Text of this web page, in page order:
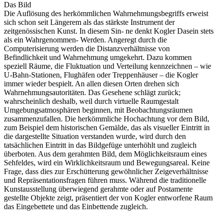
Das Bild
Die Auflösung des herkömmlichen Wahrnehmungsbegriffs erweist
sich schon seit Längerem als das stärkste Instrument der
zeitgenössischen Kunst. In diesem Sin- ne denkt Kogler Dasein stets
als ein Wahrgenommen- Werden. Angeregt durch die
Computerisierung werden die Distanzverhältnisse von
Befindlichkeit und Wahrnehmung umgekehrt. Dazu kommen
speziell Räume, die Fluktuation und Verteilung kennzeichnen – wie
U-Bahn-Stationen, Flughäfen oder Treppenhäuser – die Kogler
immer wieder bespielt. An allen diesen Orten drehen sich
Wahrnehmungsautoritäten. Das Gesehene schlägt zurück;
wahrscheinlich deshalb, weil durch virtuelle Raumgestalt
Umgebungsatmosphären beginnen, mit Beobachtungsräumen
zusammenzufallen. Die herkömmliche Hochachtung vor dem Bild,
zum Beispiel dem historischen Gemälde, das als visueller Eintritt in
die dargestellte Situation verstanden wurde, wird durch den
tatsächlichen Eintritt in das Bildgefüge unterhöhlt und zugleich
überboten. Aus dem gerahmten Bild, dem Möglichkeitsraum eines
Sehfeldes, wird ein Wirklichkeitsraum und Bewegungsareal. Keine
Frage, dass dies zur Erschütterung gewöhnlicher Zeigeverhältnisse
und Repräsentationsfragen führen muss. Während die traditionelle
Kunstausstellung überwiegend gerahmte oder auf Postamente
gestellte Objekte zeigt, präsentiert der von Kogler entworfene Raum
das Eingebettete und das Einbettende zugleich.